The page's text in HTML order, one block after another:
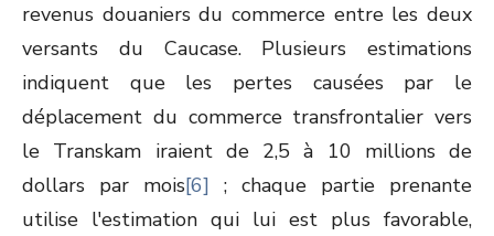
revenus douaniers du commerce entre les deux
versants du Caucase. Plusieurs estimations
indiquent que les pertes causées par le
déplacement du commerce transfrontalier vers
le Transkam iraient de 2,5 à 10 millions de
dollars par mois[6] ; chaque partie prenante
utilise l'estimation qui lui est plus favorable,